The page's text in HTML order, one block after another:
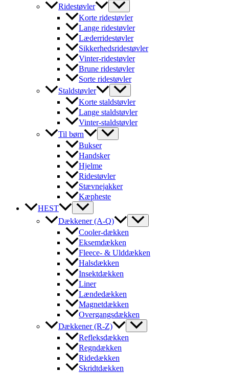
Ridestøvler
Korte ridestøvler
Lange ridestøvler
Læderridestøvler
Sikkerhedsridestøvler
Vinter-ridestøvler
Brune ridestøvler
Sorte ridestøvler
Staldstøvler
Korte staldstøvler
Lange staldstøvler
Vinter-staldstøvler
Til børn
Bukser
Handsker
Hjelme
Ridestøvler
Stævnejakker
Kæpheste
HEST
Dækkener (A-Q)
Cooler-dækken
Eksemdækken
Fleece- & Ulddækken
Halsdækken
Insektdækken
Liner
Lændedækken
Magnetdækken
Overgangsdækken
Dækkener (R-Z)
Refleksdækken
Regndækken
Ridedækken
Skridtdækken